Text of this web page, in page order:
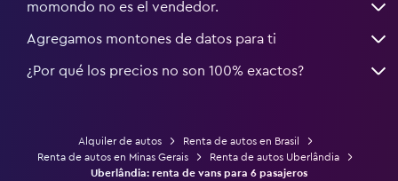
momondo no es el vendedor.
Agregamos montones de datos para ti
¿Por qué los precios no son 100% exactos?
Alquiler de autos
Renta de autos en Brasil
Renta de autos en Minas Gerais
Renta de autos Uberlândia
Uberlândia: renta de vans para 6 pasajeros